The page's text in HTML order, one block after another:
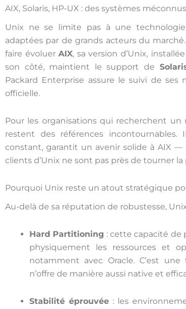
AIX, Solaris, HP-UX : des systèmes
Unix ne se limite pas à une
adaptées par de grands acteurs du
faire évoluerAIX, sa version d’Unix,
son côté, maintient le support de
Packard Enterprise assure le suivi de ses
officielle.
Pour les organisations qui recherchent
restent des références
constant, garantit un avenir solide à AIX
clients d’Unix ne sont pas près de tourner la
Pourquoi Unix reste un atout stratégique
Au-delà de sa réputation de robustesse,
Hard Partitioning : cette capacité
physiquement les ressources et
notamment avec Oracle. C’est
n’offre de manière aussi native et
Stabilité éprouvée: les